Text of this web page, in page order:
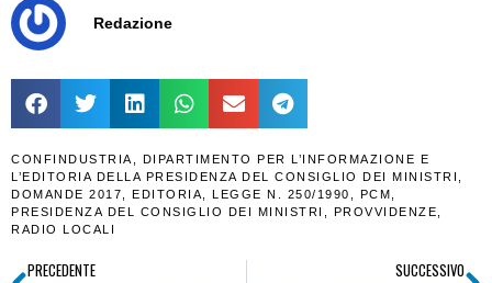
Redazione
CONFINDUSTRIA
DIPARTIMENTO PER L’INFORMAZIONE E
L’EDITORIA DELLA PRESIDENZA DEL CONSIGLIO DEI MINISTRI
DOMANDE 2017
EDITORIA LEGGE N. 250/1990 PCM
PRESIDENZA DEL CONSIGLIO DEI MINISTRI
PROVVIDENZE
RADIO LOCALI
PRECEDENTE SUCCESSIVO